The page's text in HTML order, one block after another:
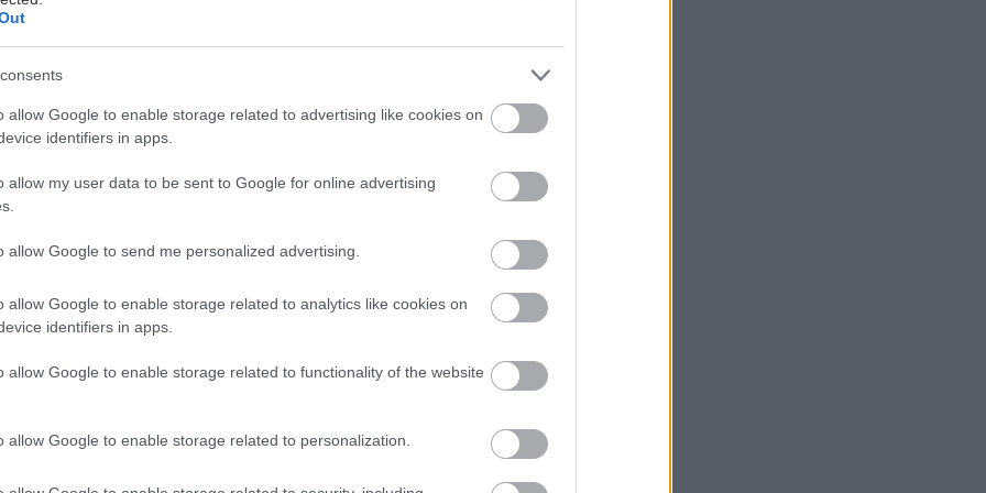
allow Google to enable storage related to advertising like cookies on
identifiers in apps.
allow my user data to be sent to Google for online advertising
allow Google to send me personalized advertising.
allow Google to enable storage related to analytics like cookies on
identifiers in apps.
allow Google to enable storage related to functionality of the website
allow Google to enable storage related to personalization.
και Impreza πέτυχαν τη μέγιστη συνολική βαθμολογία πέντε
ασφάλειας Euro NCAP. Η Subaru τιμάται για 6η συνεχόμενη
αυτή βαθμολογία των 5 αστεριών από τον οργανισμό.
όσο και το νέο Impreza πέτυχαν την καλύτερη βαθμολογία
στις δοκιμές προστασίας ενήλικων επιβατών και προστασίας
Subaru XV και Impreza είναι τα πρώτα μοντέλα που διαθέτουν
πλατφόρμα Subaru (Subaru Global Platform - SGP), σχεδιασμένη
επίπεδα απόδοσης ασφαλείας. Η SGP ενισχύει σημαντικά
την ακαμψία του πλαισίου (εμπρόσθια πλευρική ακαμψία κάμψης
ακαμψία +70%, ακαμψία εμπρός ανάρτησης +70%, ακαμψία
40% σε σύγκριση με τα σημερινά μοντέλα.